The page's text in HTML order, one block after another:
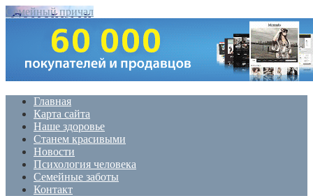
Семейный причал
Главная
Карта сайта
Наше здоровье
Станем красивыми
Новости
Психология человека
Семейные заботы
Контакт